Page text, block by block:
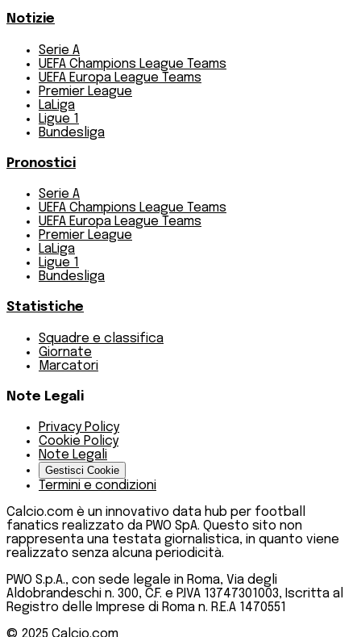
Notizie
Serie A
UEFA Champions League Teams
UEFA Europa League Teams
Premier League
LaLiga
Ligue 1
Bundesliga
Pronostici
Serie A
UEFA Champions League Teams
UEFA Europa League Teams
Premier League
LaLiga
Ligue 1
Bundesliga
Statistiche
Squadre e classifica
Giornate
Marcatori
Note Legali
Privacy Policy
Cookie Policy
Note Legali
Gestisci Cookie
Termini e condizioni
Calcio.com è un innovativo data hub per football
fanatics realizzato da PWO SpA. Questo sito non
rappresenta una testata giornalistica, in quanto viene
realizzato senza alcuna periodicità.
PWO S.p.A., con sede legale in Roma, Via degli
Aldobrandeschi n. 300, C.F. e P.IVA 13747301003, Iscritta al
Registro delle Imprese di Roma n. R.E.A 1470551